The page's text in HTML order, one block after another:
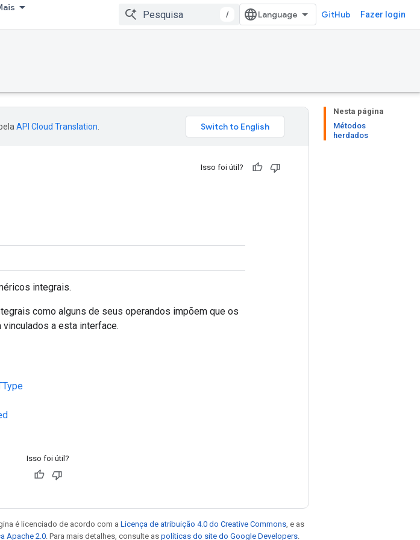
/ GitHub Fazer login
Nesta página
Métodos
herdados
API Cloud Translation
Isso foi útil?
integrais.
como alguns de seus operandos impõem que os
a esta interface.
Isso foi útil?
é licenciado de acordo com a Licença de atribuição 4.0 do Creative Commons , e as
Apache 2.0 . Para mais detalhes, consulte as políticas do site do Google Developers